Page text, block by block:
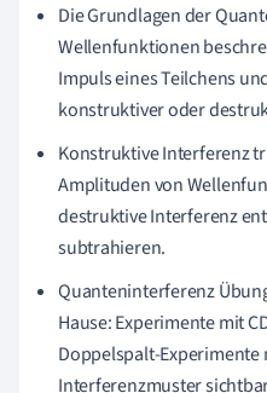
Die Grundlagen der
Wellenfunktionen
Impuls eines Teilchens
konstruktiver oder
Konstruktive Interferenz
Amplituden von
destruktive Interferenz
subtrahieren.
Quanteninterferenz
Hause: Experimente mit
Doppelspalt-Experimente
Interferenzmuster